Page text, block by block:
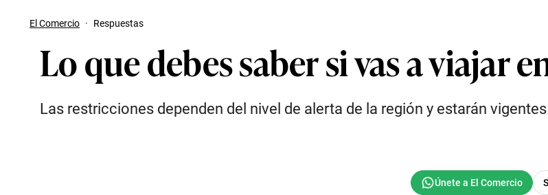
El Comercio · Respuestas
Lo que debes saber si vas a viajar
Las restricciones dependen del nivel de alerta de la región y estarán